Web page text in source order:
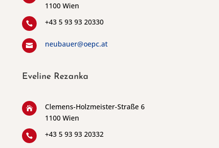
1100 Wien
 +43 5 93 93 20330
 neubauer@oepc.at
Eveline Rezanka

Clemens-Holzmeister-Straße 6
1100 Wien
 +43 5 93 93 20332